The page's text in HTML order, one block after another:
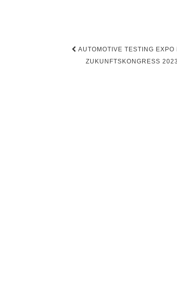
AUTOMOTIVE TESTING
ZUKUNFTSKONGRESS